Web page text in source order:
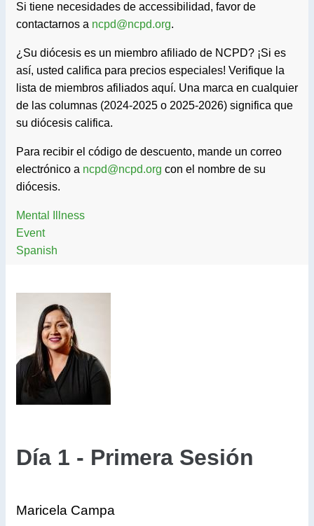
Si tiene necesidades de accessibilidad, favor de
contactarnos a ncpd@ncpd.org.
¿Su diócesis es un miembro afiliado de NCPD? ¡Si es
así, usted califica para precios especiales! Verifique la
lista de miembros afiliados aquí. Una marca en cualquier
de las columnas (2024-2025 o 2025-2026) significa que
su diócesis califica.
Para recibir el código de descuento, mande un correo
electrónico a ncpd@ncpd.org con el nombre de su
diócesis.
Mental Illness
Event
Spanish
Día 1 - Primera Sesión
Maricela Campa